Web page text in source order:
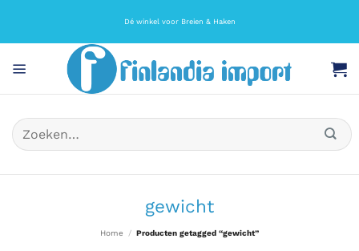
Dé winkel voor Breien & Haken
Zoeken
naar:
gewicht
Home / Producten getagged “gewicht”